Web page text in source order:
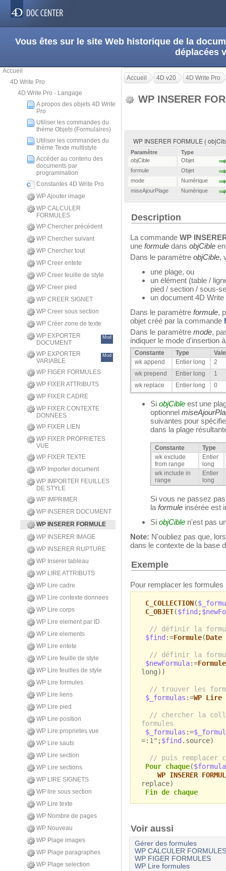
Vous êtes sur le site Web historique de la
déplacées
Accueil
4D Write Pro
4D Write Pro - Langage
A propos des objets 4D Write
Pro
Utiliser les commandes du
thème Objets (Formulaires)
Utiliser les commandes du
thème Texte multistyle
Accéder au contenu des
documents par
programmation
Constantes 4D Write Pro
WP Ajouter image
WP CALCULER
FORMULES
WP Chercher précédent
WP Chercher suivant
WP Chercher tout
WP Creer entete
WP Creer feuille de style
WP Creer pied
WP CREER SIGNET
WP Creer sous section
WP Créer zone de texte
WP EXPORTER
DOCUMENT
Mod
WP EXPORTER
VARIABLE
Mod
WP FIGER FORMULES
WP FIXER ATTRIBUTS
WP FIXER CADRE
WP FIXER CONTEXTE
DONNEES
WP FIXER LIEN
WP FIXER PROPRIETES
VUE
WP FIXER TEXTE
WP Importer document
WP IMPORTER FEUILLES
DE STYLE
WP IMPRIMER
WP INSERER DOCUMENT
WP INSERER FORMULE
WP INSERER IMAGE
WP INSERER RUPTURE
WP Inserer tableau
WP LIRE ATTRIBUTS
WP Lire cadre
WP Lire contexte donnees
WP Lire corps
WP Lire element par ID
WP Lire elements
WP Lire entete
WP Lire feuille de style
WP Lire feuilles de style
WP Lire formules
WP Lire liens
WP Lire pied
WP Lire position
WP Lire proprietes vue
WP Lire sauts
WP Lire section
WP Lire sections
WP LIRE SIGNETS
WP lire sous section
WP Lire texte
WP Nombre de pages
WP Nouveau
WP Plage images
WP Plage paragraphes
WP Plage selection
Accueil 4D v20 4D Write Pro
WP INSERER
WP INSERER FORMULE (
Paramètre
Type
objCible
Objet
formule
Objet
mode
Numérique
miseAjourPlage
Numérique
Description
La commande WP
une formule dans objCible
Dans le paramètre objCible,
une plage, ou
un élément (table /
pied / section / sous-
un document 4D Write
Dans le paramètre formule,
objet créé par la commande
Dans le paramètre mode,
indiquer le mode d'insertion
Constante Type
wk append
Entier long
2
wk prepend
Entier long
1
wk replace
Entier long 0
Si objCible est une
optionnel
suivantes pour
dans la plage
Constante
Type
wk exclude
from range
Entier
long
wk include in
range
Entier
long
Si vous ne passez
laformule insérée est
Si objCible n'est pas
Note: N'oubliez pas que,
dans le contexte de la base
Exemple
Pour remplacer les
C_COLLECTION(
C_OBJET($find ;
// définir la
$find :=Formule(
// définir la
$newFormula:=Formule
long))
// trouver les
$_formulas :=WP Lire
// chercher la
formules
$_formulas :=
=:1";$find .source)
// puis remplacer
Pour chaque($formula
WP INSERER
replace)
Fin de chaque
Voir aussi
Gérer des formules
WP CALCULER FORMULES
WP FIGER FORMULES
WP Lire formules